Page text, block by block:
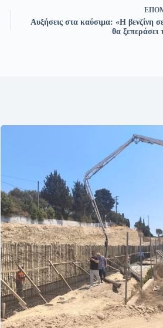
Αυξήσεις στα καύσιμα: «Η βενζίνη
θα ξεπεράσει